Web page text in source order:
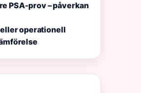
PSA-prov – påverkan
operationell